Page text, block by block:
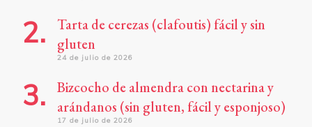
Tarta de cerezas (clafoutis) fácil y sin
gluten
24 de julio de 2026
Bizcocho de almendra con nectarina y
arándanos (sin gluten, fácil y esponjoso)
17 de julio de 2026